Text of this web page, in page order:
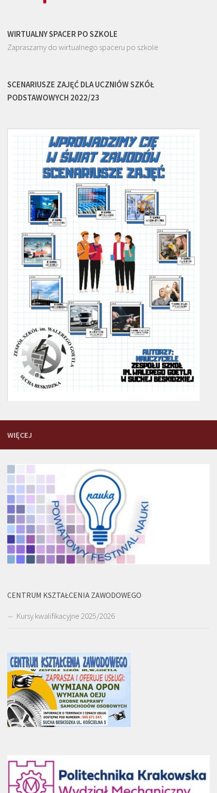
WIRTUALNY SPACER PO SZKOLE
Zapraszamy do wirtualnego spaceru po szkole
SCENARIUSZE ZAJĘĆ DLA UCZNIÓW SZKÓŁ
PODSTAWOWYCH 2022/23
WIĘCEJ
CENTRUM KSZTAŁCENIA ZAWODOWEGO
Kursy kwalifikacyjne 2025/2026